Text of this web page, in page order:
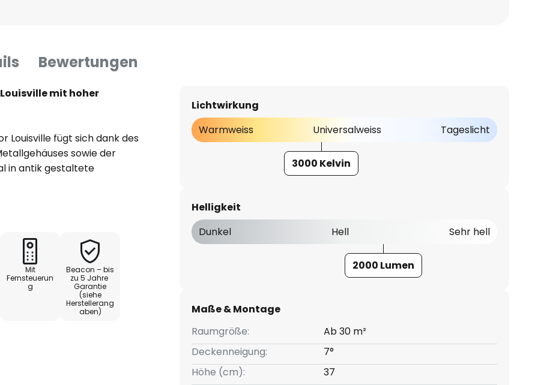
Bewertungen
mit hoher
Louisville fügt sich dank des
sowie der
in antik gestaltete
sich für Räume bis zu
die enthaltene
betrieben werden.
(Vor- bzw.
Mit
Fernsteuerun
g
Beacon – bis
zu 5 Jahre
Garantie
(siehe
Herstellerang
aben)
Lichtwirkung
Warmweiss
Universalweiss Tageslicht
3000 Kelvin
Helligkeit
Dunkel
Hell Sehr hell
2000 Lumen
Maße & Montage
Raumgröße:
Ab 30 m²
Deckenneigung:
7°
Höhe (cm):
37